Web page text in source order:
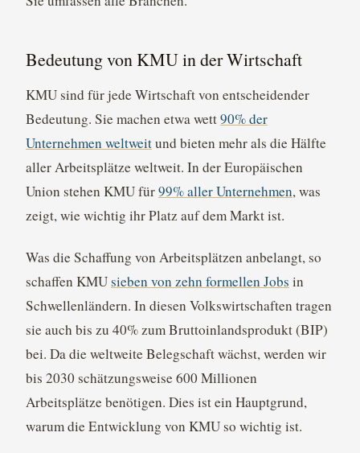
Bedeutung von KMU in der Wirtschaft
KMU sind für jede Wirtschaft von entscheidender
Bedeutung. Sie machen etwa wett90% der
Unternehmen weltweitund bieten mehr als die Hälfte
aller Arbeitsplätze weltweit. In der Europäischen
Union stehen KMU für99% aller Unternehmen, was
zeigt, wie wichtig ihr Platz auf dem Markt ist.
Was die Schaffung von Arbeitsplätzen anbelangt, so
schaffen KMU sieben von zehn formellen Jobs in
Schwellenländern. In diesen Volkswirtschaften tragen
sie auch bis zu 40% zum Bruttoinlandsprodukt (BIP)
bei. Da die weltweite Belegschaft wächst, werden wir
bis 2030 schätzungsweise 600 Millionen
Arbeitsplätze benötigen. Dies ist ein Hauptgrund,
warum die Entwicklung von KMU so wichtig ist.